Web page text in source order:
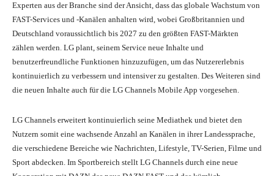
Experten aus der Branche sind der Ansicht, dass das globale Wachstum von
FAST-Services und -Kanälen anhalten wird, wobei Großbritannien und
Deutschland voraussichtlich bis 2027 zu den größten FAST-Märkten
zählen werden. LG plant, seinem Service neue Inhalte und
benutzerfreundliche Funktionen hinzuzufügen, um das Nutzererlebnis
kontinuierlich zu verbessern und intensiver zu gestalten. Des Weiteren sind
die neuen Inhalte auch für die LG Channels Mobile App vorgesehen.
LG Channels erweitert kontinuierlich seine Mediathek und bietet den
Nutzern somit eine wachsende Anzahl an Kanälen in ihrer Landessprache,
die verschiedene Bereiche wie Nachrichten, Lifestyle, TV-Serien, Filme und
Sport abdecken. Im Sportbereich stellt LG Channels durch eine neue